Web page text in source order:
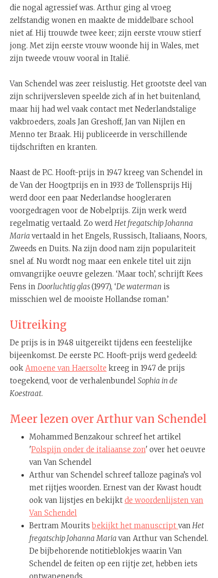
die nogal agressief was. Arthur ging al vroeg
zelfstandig wonen en maakte de middelbare school
niet af. Hij trouwde twee keer; zijn eerste vrouw stierf
jong. Met zijn eerste vrouw woonde hij in Wales, met
zijn tweede vrouw vooral in Italië.
Van Schendel was zeer reislustig. Het grootste deel van
zijn schrijversleven speelde zich af in het buitenland,
maar hij had wel vaak contact met Nederlandstalige
vakbroeders, zoals Jan Greshoff, Jan van Nijlen en
Menno ter Braak. Hij publiceerde in verschillende
tijdschriften en kranten.
Naast de P.C. Hooft-prijs in 1947 kreeg van Schendel in
de Van der Hoogtprijs en in 1933 de Tollensprijs Hij
werd door een paar Nederlandse hoogleraren
voorgedragen voor de Nobelprijs. Zijn werk werd
regelmatig vertaald. Zo werd Het fregatschip Johanna
Maria vertaald in het Engels, Russisch, Italiaans, Noors,
Zweeds en Duits. Na zijn dood nam zijn populariteit
snel af. Nu wordt nog maar een enkele titel uit zijn
omvangrijke oeuvre gelezen. ‘Maar toch’, schrijft Kees
Fens in Doorluchtig glas(1997), ‘De waterman is
misschien wel de mooiste Hollandse roman.’
Uitreiking
De prijs is in 1948 uitgereikt tijdens een feestelijke
bijeenkomst. De eerste P.C. Hooft-prijs werd gedeeld:
ook Amoene van Haersolte kreeg in 1947 de prijs
toegekend, voor de verhalenbundel Sophia in de
Koestraat.
Meer lezen over Arthur van Schendel
Mohammed Benzakour schreef het artikel
'Polspijn onder de italiaanse zon' over het oeuvre
van Van Schendel
Arthur van Schendel schreef talloze pagina’s vol
met rijtjes woorden. Ernest van der Kwast houdt
ook van lijstjes en bekijkt de woordenlijsten van
Van Schendel
Bertram Mouritsbekijkt het manuscript vanHet
fregatschip Johanna Maria van Arthur van Schendel.
De bijbehorende notitieblokjes waarin Van
Schendel de feiten op een rijtje zet, hebben iets